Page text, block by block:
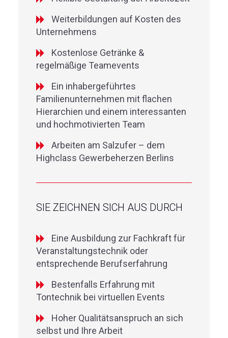
Weiterbildungen auf Kosten des
Unternehmens
Kostenlose Getränke &
regelmäßige Teamevents
Ein inhabergeführtes
Familienunternehmen mit flachen
Hierarchien und einem interessanten
und hochmotivierten Team
Arbeiten am Salzufer – dem
Highclass Gewerbeherzen Berlins
SIE ZEICHNEN SICH AUS DURCH
Eine Ausbildung zur Fachkraft für
Veranstaltungstechnik oder
entsprechende Berufserfahrung
Bestenfalls Erfahrung mit
Tontechnik bei virtuellen Events
Hoher Qualitätsanspruch an sich
selbst und Ihre Arbeit